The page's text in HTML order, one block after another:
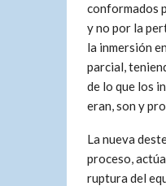
conformados
y no por la
la inmersión
parcial,
de lo que los
eran, son y
La nueva
proceso,
ruptura del